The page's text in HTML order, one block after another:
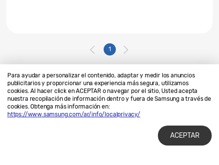
Para ayudar a personalizar el contenido, adaptar y medir los anuncios
publicitarios y proporcionar una experiencia más segura, utilizamos
cookies. Al hacer click en ACEPTAR o navegar por el sitio, Usted acepta
nuestra recopilación de información dentro y fuera de Samsung a través de
cookies. Obtenga más información en:
https://www.samsung.com/ar/info/localprivacy/
ACEPTAR
1
Contáctanos
SAMSUNG.COM
Privacidad